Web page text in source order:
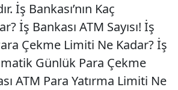
İş Bankası’nın Kaç
İş Bankası ATM Sayısı! İş
Çekme Limiti Ne Kadar? İş
Günlük Para Çekme
ATM Para Yatırma Limiti Ne